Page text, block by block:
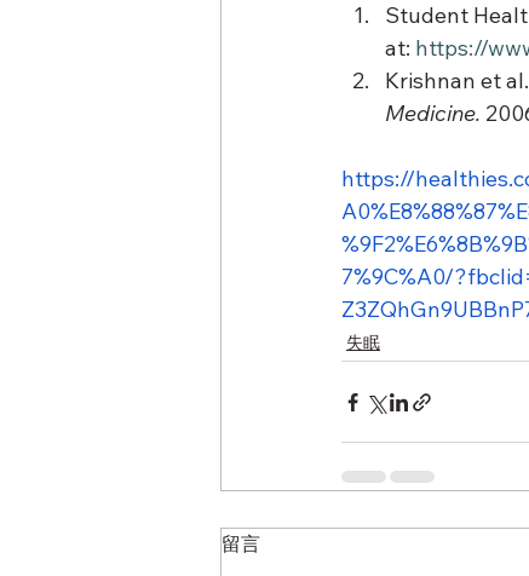
Student
at: https://
Krishnan et
Medicine.
https://
7%9C%A0/
失眠
留言